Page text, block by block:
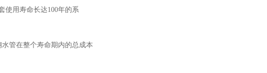
使用寿命长达100年的系
管在整个寿命期内的总成本